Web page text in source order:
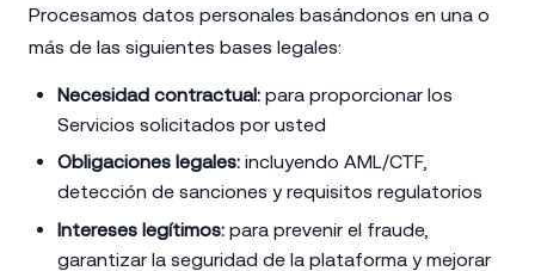
Procesamos datos personales basándonos en una o
más de las siguientes bases legales:
Necesidad contractual: para proporcionar los
Servicios solicitados por usted
Obligaciones legales: incluyendo AML/CTF,
detección de sanciones y requisitos regulatorios
Intereses legítimos: para prevenir el fraude,
garantizar la seguridad de la plataforma y mejorar